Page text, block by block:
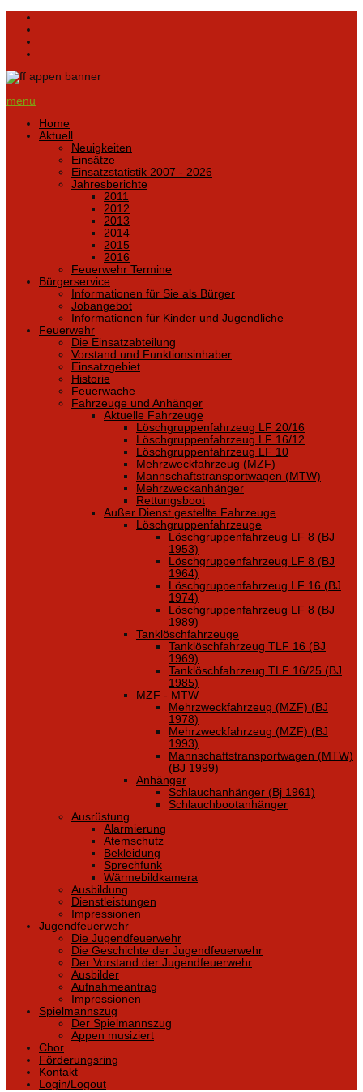
menu
Home
Aktuell
Neuigkeiten
Einsätze
Einsatzstatistik 2007 - 2026
Jahresberichte
2011
2012
2013
2014
2015
2016
Feuerwehr Termine
Bürgerservice
Informationen für Sie als Bürger
Jobangebot
Informationen für Kinder und Jugendliche
Feuerwehr
Die Einsatzabteilung
Vorstand und Funktionsinhaber
Einsatzgebiet
Historie
Feuerwache
Fahrzeuge und Anhänger
Aktuelle Fahrzeuge
Löschgruppenfahrzeug LF 20/16
Löschgruppenfahrzeug LF 16/12
Löschgruppenfahrzeug LF 10
Mehrzweckfahrzeug (MZF)
Mannschaftstransportwagen (MTW)
Mehrzweckanhänger
Rettungsboot
Außer Dienst gestellte Fahrzeuge
Löschgruppenfahrzeuge
Löschgruppenfahrzeug LF 8 (BJ
1953)
Löschgruppenfahrzeug LF 8 (BJ
1964)
Löschgruppenfahrzeug LF 16 (BJ
1974)
Löschgruppenfahrzeug LF 8 (BJ
1989)
Tanklöschfahrzeuge
Tanklöschfahrzeug TLF 16 (BJ
1969)
Tanklöschfahrzeug TLF 16/25 (BJ
1985)
MZF - MTW
Mehrzweckfahrzeug (MZF) (BJ
1978)
Mehrzweckfahrzeug (MZF) (BJ
1993)
Mannschaftstransportwagen (MTW)
(BJ 1999)
Anhänger
Schlauchanhänger (Bj 1961)
Schlauchbootanhänger
Ausrüstung
Alarmierung
Atemschutz
Bekleidung
Sprechfunk
Wärmebildkamera
Ausbildung
Dienstleistungen
Impressionen
Jugendfeuerwehr
Die Jugendfeuerwehr
Die Geschichte der Jugendfeuerwehr
Der Vorstand der Jugendfeuerwehr
Ausbilder
Aufnahmeantrag
Impressionen
Spielmannszug
Der Spielmannszug
Appen musiziert
Chor
Förderungsring
Kontakt
Login/Logout